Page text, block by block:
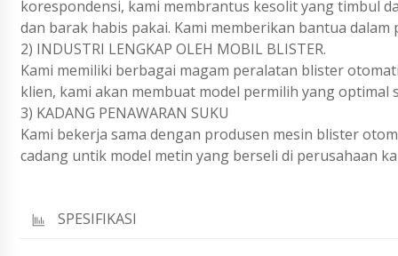
korespondensi, kami membrantus kesolit yang timbul
dan barak habis pakai. Kami memberikan bantua
2) INDUSTRI LENGKAP OLEH MOBIL BLISTER.
Kami memiliki berbagai magam peralatan blister
klien, kami akan membuat model permilih yang
3) KADANG PENAWARAN SUKU
Kami bekerja sama dengan produsen mesin blister
cadang untik model metin yang berseli di perusahaan
SPESIFIKASI